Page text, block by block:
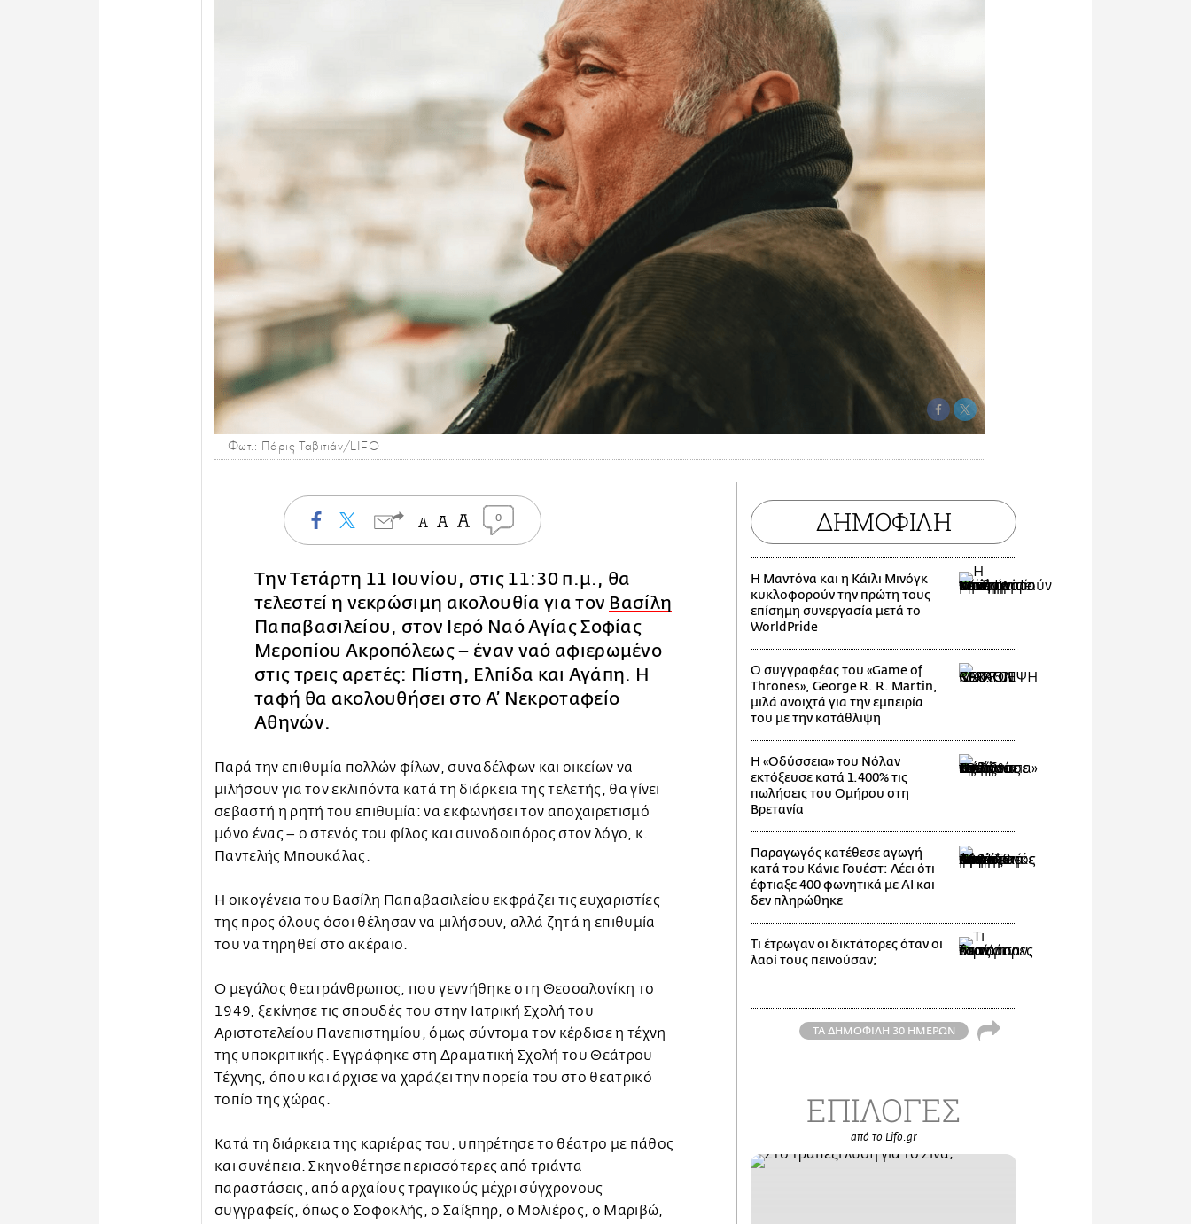
Φωτ.: Πάρις Ταβιτιάν/LIFO
0
Την Τετάρτη 11 Ιουνίου, στις 11:30 π.μ., θα
τελεστεί η νεκρώσιμη ακολουθία για τον Βασίλη
Παπαβασιλείου, στον Ιερό Ναό Αγίας Σοφίας
Μεροπίου Ακροπόλεως – έναν ναό αφιερωμένο
στις τρεις αρετές: Πίστη, Ελπίδα και Αγάπη. Η
ταφή θα ακολουθήσει στο Α’ Νεκροταφείο
Αθηνών.
Παρά την επιθυμία πολλών φίλων, συναδέλφων και οικείων να
μιλήσουν για τον εκλιπόντα κατά τη διάρκεια της τελετής, θα γίνει
σεβαστή η ρητή του επιθυμία: να εκφωνήσει τον αποχαιρετισμό
μόνο ένας – ο στενός του φίλος και συνοδοιπόρος στον λόγο, κ.
Παντελής Μπουκάλας.
Η οικογένεια του Βασίλη Παπαβασιλείου εκφράζει τις ευχαριστίες
της προς όλους όσοι θέλησαν να μιλήσουν, αλλά ζητά η επιθυμία
του να τηρηθεί στο ακέραιο.
Ο μεγάλος θεατράνθρωπος, που γεννήθηκε στη Θεσσαλονίκη το
1949, ξεκίνησε τις σπουδές του στην Ιατρική Σχολή του
Αριστοτελείου Πανεπιστημίου, όμως σύντομα τον κέρδισε η τέχνη
της υποκριτικής. Εγγράφηκε στη Δραματική Σχολή του Θεάτρου
Τέχνης, όπου και άρχισε να χαράζει την πορεία του στο θεατρικό
τοπίο της χώρας.
Κατά τη διάρκεια της καριέρας του, υπηρέτησε το θέατρο με πάθος
και συνέπεια. Σκηνοθέτησε περισσότερες από τριάντα
παραστάσεις, από αρχαίους τραγικούς μέχρι σύγχρονους
συγγραφείς, όπως ο Σοφοκλής, ο Σαίξπηρ, ο Μολιέρος, ο Μαριβώ,
ΔΗΜΟΦΙΛΗ
Η Μαντόνα και η Κάιλι Μινόγκ
κυκλοφορούν την πρώτη τους
επίσημη συνεργασία μετά το
WorldPride
Ο συγγραφέας του «Game of
Thrones», George R. R. Martin,
μιλά ανοιχτά για την εμπειρία
του με την κατάθλιψη
Η «Οδύσσεια» του Νόλαν
εκτόξευσε κατά 1.400% τις
πωλήσεις του Ομήρου στη
Βρετανία
Παραγωγός κατέθεσε αγωγή
κατά του Κάνιε Γουέστ: Λέει ότι
έφτιαξε 400 φωνητικά με AI και
δεν πληρώθηκε
Τι έτρωγαν οι δικτάτορες όταν οι
λαοί τους πεινούσαν;
ΤΑ ΔΗΜΟΦΙΛΗ 30 ΗΜΕΡΩΝ
ΕΠΙΛΟΓΕΣ
από το Lifo.gr